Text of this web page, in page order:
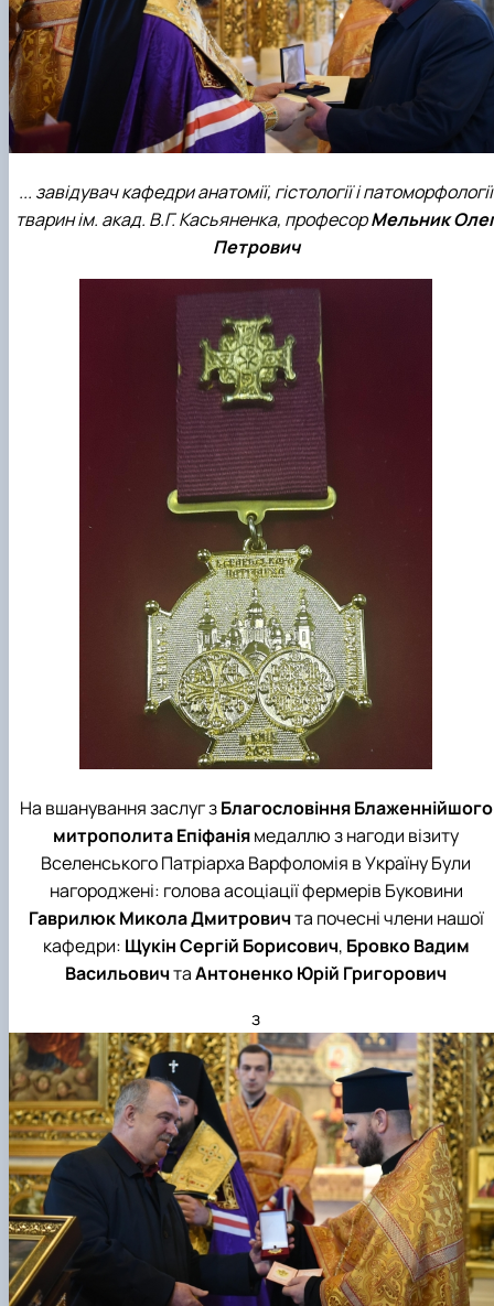
... завідувач кафедри анатомії, гістології і патоморфології
тварин ім. акад. В.Г. Касьяненка, професорМельник
Петрович
На вшанування заслуг зБлагословіння Блаженнійшого
митрополита Епіфаніямедаллю з нагоди візиту
Вселенського Патріарха Варфоломія в Україну Були
нагороджені: голова асоціації фермерів Буковини
Гаврилюк Микола Дмитровичта почесні члени нашої
кафедри: Щукін Сергій Борисович, Бровко Вадим
ВасильовичтаАнтоненко Юрій Григорович
з